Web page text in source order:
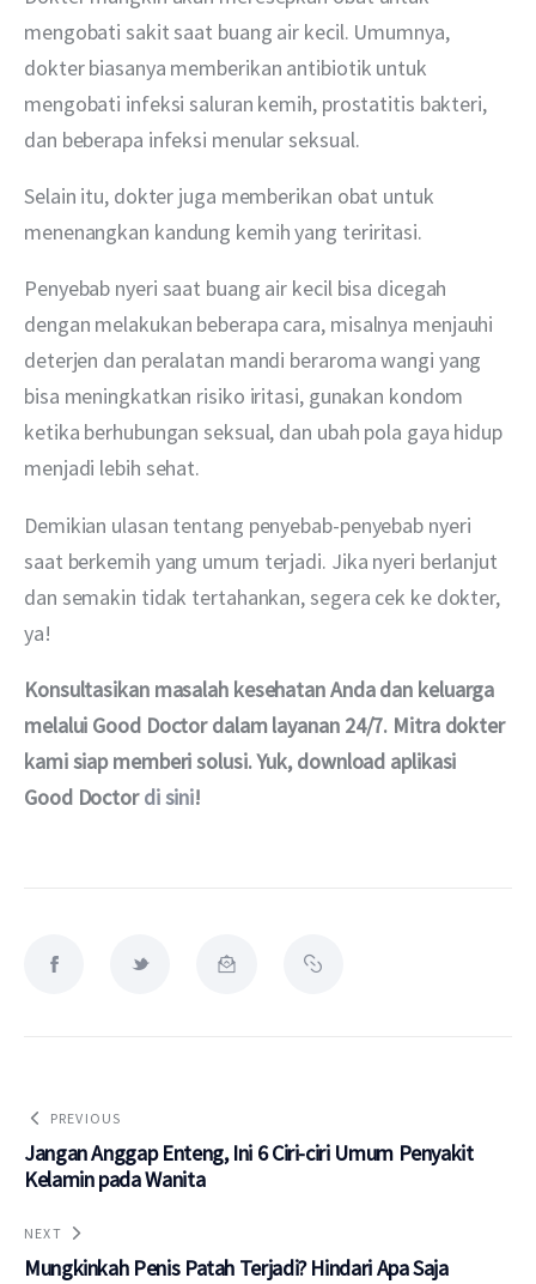
mengobati sakit saat buang air kecil. Umumnya,
dokter biasanya memberikan antibiotik untuk
mengobati infeksi saluran kemih, prostatitis bakteri,
dan beberapa infeksi menular seksual.
Selain itu, dokter juga memberikan obat untuk
menenangkan kandung kemih yang teriritasi.
Penyebab nyeri saat buang air kecil bisa dicegah
dengan melakukan beberapa cara, misalnya menjauhi
deterjen dan peralatan mandi beraroma wangi yang
bisa meningkatkan risiko iritasi, gunakan kondom
ketika berhubungan seksual, dan ubah pola gaya hidup
menjadi lebih sehat.
Demikian ulasan tentang penyebab-penyebab nyeri
saat berkemih yang umum terjadi. Jika nyeri berlanjut
dan semakin tidak tertahankan, segera cek ke dokter,
ya!
Konsultasikan masalah kesehatan Anda dan keluarga
melalui Good Doctor dalam layanan 24/7. Mitra dokter
kami siap memberi solusi. Yuk, download aplikasi
Good Doctor di sini!
PREVIOUS
Jangan Anggap Enteng, Ini 6 Ciri-ciri Umum Penyakit
Kelamin pada Wanita
NEXT
Mungkinkah Penis Patah Terjadi? Hindari Apa Saja